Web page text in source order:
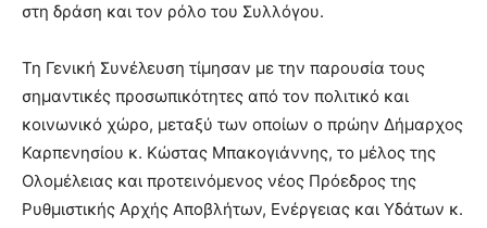
στη δράση και τον ρόλο του Συλλόγου.
Τη Γενική Συνέλευση τίμησαν με την παρουσία τους
σημαντικές προσωπικότητες από τον πολιτικό και
κοινωνικό χώρο, μεταξύ των οποίων ο πρώην Δήμαρχος
Καρπενησίου κ. Κώστας Μπακογιάννης, το μέλος της
Ολομέλειας και προτεινόμενος νέος Πρόεδρος της
Ρυθμιστικής Αρχής Αποβλήτων, Ενέργειας και Υδάτων κ.